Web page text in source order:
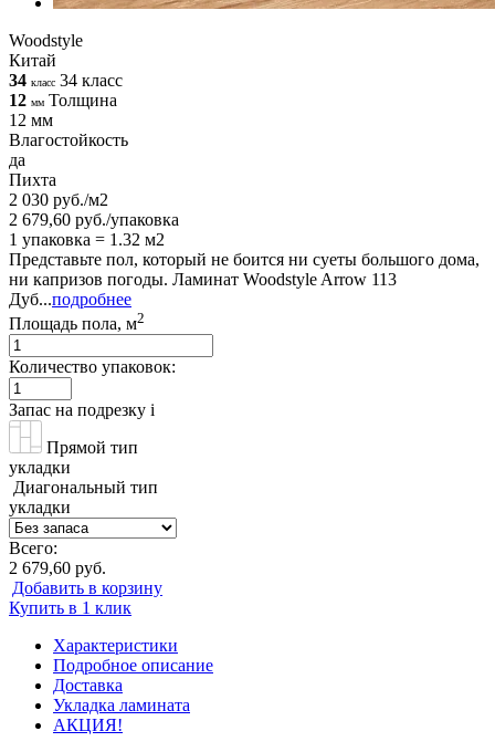
Woodstyle
Китай
34 класс 34 класс
12 мм Толщина
12 мм
Влагостойкость
да
Пихта
2 030 руб./м2
2 679,60 руб./упаковка
1 упаковка = 1.32 м2
Представьте пол, который не боится ни суеты большого дома,
ни капризов погоды. Ламинат Woodstyle Arrow 113
Дуб...подробнее
Площадь пола, м2
Количество упаковок:
Запас на подрезку i
Прямой тип
укладки
Диагональный тип
укладки
Всего:
2 679,60 руб.
Добавить в корзину
Купить в 1 клик
Характеристики
Подробное описание
Доставка
Укладка ламината
АКЦИЯ!